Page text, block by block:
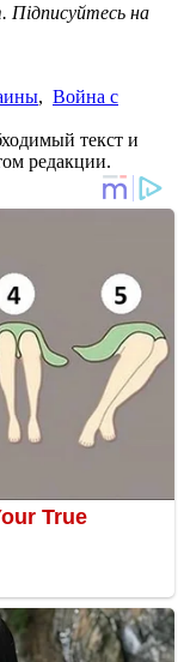
Підписуйтесь на
, Война с
текст и
редакции.